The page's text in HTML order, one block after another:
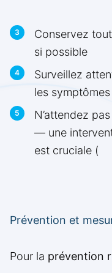
Conservez
si possible
Surveillez
les
N’attendez
— une
est cruciale (
Prévention et
Pour la prévention